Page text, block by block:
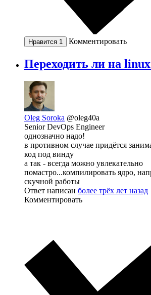
Нравится 1 Комментировать
Переходить ли на
Oleg Soroka @oleg40a
Senior DevOps Engineer
однозначно надо!
в противном случае придётся
код под винду
а так - всегда можно увлекательно
помастро...компилировать ядро,
скучной работы
Ответ написан более трёх лет назад
Комментировать